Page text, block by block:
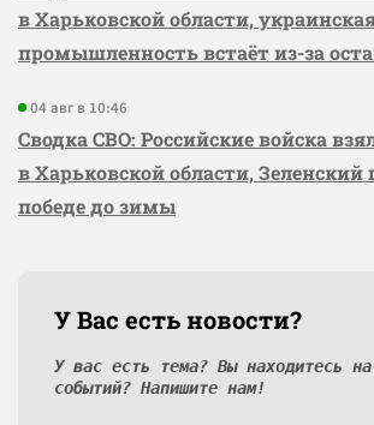
в Харьковской области,
промышленность встаёт из-за
04 авг в 10:46
Сводка СВО: Российские войска
в Харьковской области, Зеленский
победе до зимы
У Вас есть новости?
У вас есть тема? Вы находитесь
событий? Напишите нам!